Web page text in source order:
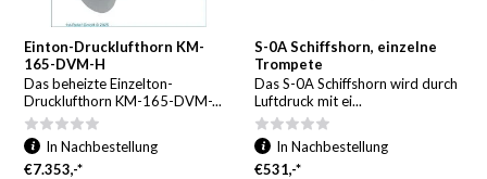
Einton-Drucklufthorn KM-
165-DVM-H
Das beheizte Einzelton-
Drucklufthorn KM-165-DVM-...
In Nachbestellung
€7.353,-*
S-0A Schiffshorn, einzelne
Trompete
Das S-0A Schiffshorn wird durch
Luftdruck mit ei...
In Nachbestellung
€531,-*